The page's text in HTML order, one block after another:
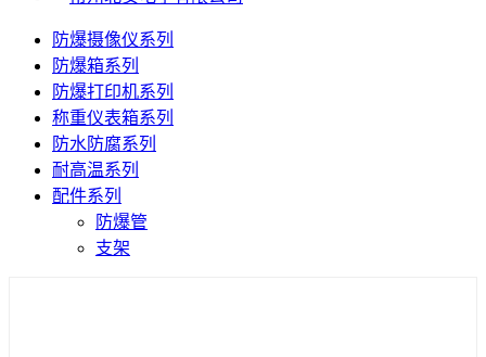
防爆摄像仪系列
防爆箱系列
防爆打印机系列
称重仪表箱系列
防水防腐系列
耐高温系列
配件系列
防爆管
支架